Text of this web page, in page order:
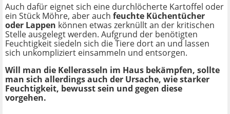
Auch dafür eignet sich eine durchlöcherte Kartoffel oder
ein Stück Möhre, aber auch feuchte Küchentücher
oder Lappen können etwas zerknüllt an der kritischen
Stelle ausgelegt werden. Aufgrund der benötigten
Feuchtigkeit siedeln sich die Tiere dort an und lassen
sich unkompliziert einsammeln und entsorgen.
Will man die Kellerasseln im Haus bekämpfen, sollte
man sich allerdings auch der Ursache, wie starker
Feuchtigkeit, bewusst sein und gegen diese
vorgehen.